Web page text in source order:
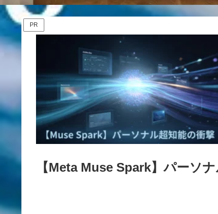
PR
【Meta Muse Spark】パーソ